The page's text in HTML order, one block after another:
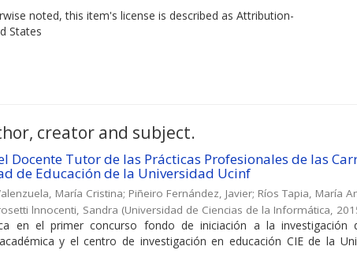
noted, this item's license is described as Attribution-
States
creator and subject.
Docente Tutor de las Prácticas Profesionales de las
de Educación de la Universidad Ucinf
María Cristina; Piñeiro Fernández, Javier; Ríos Tapia, María
lnnocenti, Sandra (Universidad de Ciencias de la Informática,
en el primer concurso fondo de iniciación a la investigación
y el centro de investigación en educación CIE de la